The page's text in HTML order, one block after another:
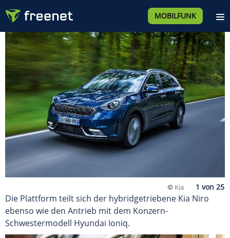
MOBILFUNK
© Kia
Die Plattform teilt sich der hybridgetriebene Kia Niro
ebenso wie den Antrieb mit dem Konzern-
Schwestermodell Hyundai Ioniq.